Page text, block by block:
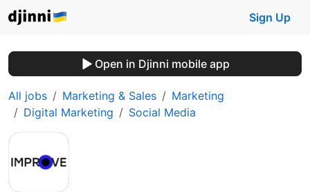
Sign Up
Open in Djinni mobile app
All jobs Marketing & Sales
Marketing
Digital Marketing
Social Media